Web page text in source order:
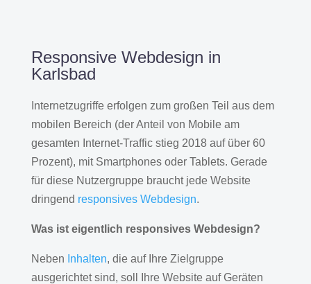
Responsive Webdesign in
Karlsbad
Internetzugriffe erfolgen zum großen Teil aus dem
mobilen Bereich (der Anteil von Mobile am
gesamten Internet-Traffic stieg 2018 auf über 60
Prozent), mit Smartphones oder Tablets. Gerade
für diese Nutzergruppe braucht jede Website
dringend responsives Webdesign.
Was ist eigentlich responsives Webdesign?
Neben Inhalten, die auf Ihre Zielgruppe
ausgerichtet sind, soll Ihre Website auf Geräten